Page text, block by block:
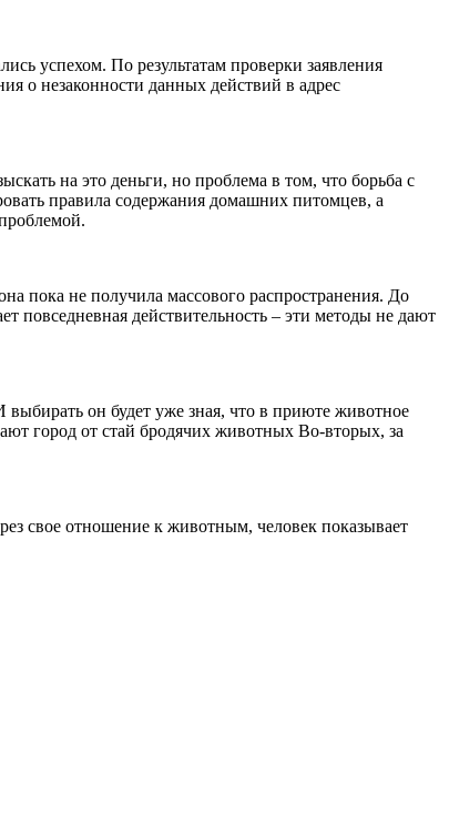
успехом. По результатам проверки заявления
о незаконности данных действий в адрес
на это деньги, но проблема в том, что борьба с
правила содержания домашних питомцев, а
пока не получила массового распространения. До
повседневная действительность – эти методы не дают
выбирать он будет уже зная, что в приюте животное
город от стай бродячих животных Во-вторых, за
свое отношение к животным, человек показывает